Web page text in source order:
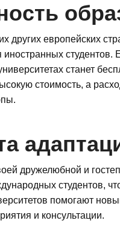
других европейских
иностранных
станет
стоимость, а
дружелюбной и
студентов,
помогают
и консультации.